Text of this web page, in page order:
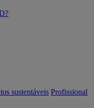
sustentáveis Profissional